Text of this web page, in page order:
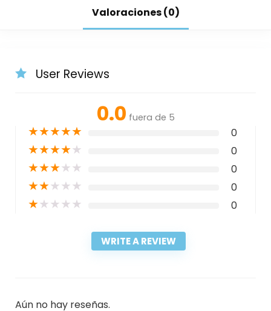
Valoraciones (0)
User Reviews
0.0 fuera de 5
★★★★★ 0
★★★★★ 0
★★★★★ 0
★★★★★ 0
★★★★★ 0
WRITE A REVIEW
Aún no hay reseñas.